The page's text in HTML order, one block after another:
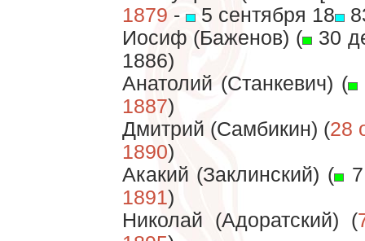
1879 - 5 сентября 18
Иосиф (Баженов) (
30
1886)
Анатолий (Станкевич) (
1887)
Дмитрий (Самбикин) (28
1890)
Акакий (Заклинский) (
1891)
Николай (Адоратский) (